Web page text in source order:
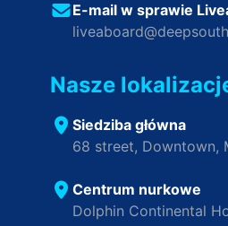
E-mail w sprawie
Nasze
Siedziba główna
68 street, Downtown,
Centrum nurkowe
Dolphin Continental